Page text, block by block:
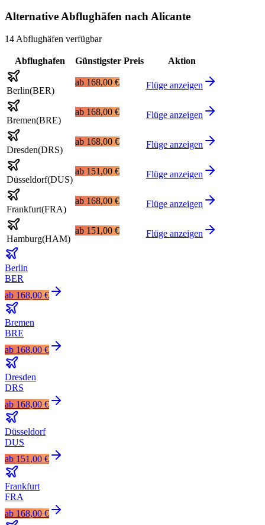
Alternative Abflughäfen nach Alicante
14 Abflughäfen verfügbar
Abflughafen Günstigster Preis Aktion
Berlin(BER)
ab 168,00 € Flüge anzeigen
Bremen(BRE)
ab 168,00 € Flüge anzeigen
Dresden(DRS)
ab 168,00 € Flüge anzeigen
Düsseldorf(DUS)
ab 151,00 € Flüge anzeigen
Frankfurt(FRA)
ab 168,00 € Flüge anzeigen
Hamburg(HAM)
ab 151,00 € Flüge anzeigen
Berlin
BER
ab 168,00 €
Bremen
BRE
ab 168,00 €
Dresden
DRS
ab 168,00 €
Düsseldorf
DUS
ab 151,00 €
Frankfurt
FRA
ab 168,00 €